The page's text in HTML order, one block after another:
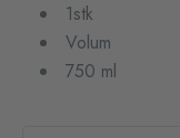
1stk
Volum
750 ml